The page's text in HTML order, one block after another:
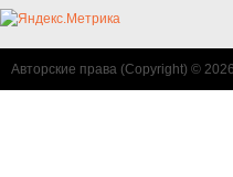
Авторские права (Copyright) ©